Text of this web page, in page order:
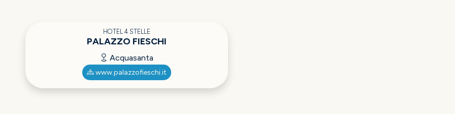
HOTEL 4 STELLE
PALAZZO FIESCHI
Acquasanta
www.palazzofieschi.it